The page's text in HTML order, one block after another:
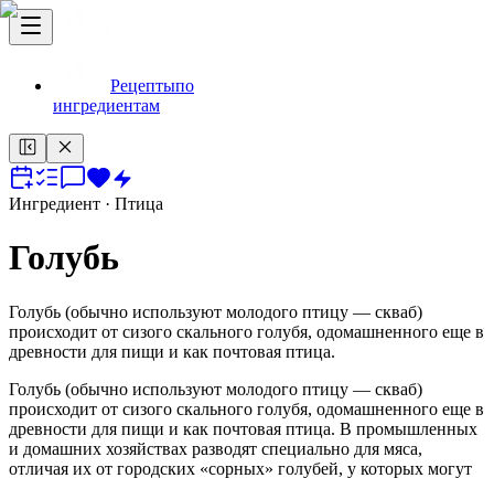
Рецептыпо
ингредиентам
Ингредиент · Птица
Голубь
Голубь (обычно используют молодого птицу — скваб)
происходит от сизого скального голубя, одомашненного еще в
древности для пищи и как почтовая птица.
Голубь (обычно используют молодого птицу — скваб)
происходит от сизого скального голубя, одомашненного еще в
древности для пищи и как почтовая птица. В промышленных
и домашних хозяйствах разводят специально для мяса,
отличая их от городских «сорных» голубей, у которых могут